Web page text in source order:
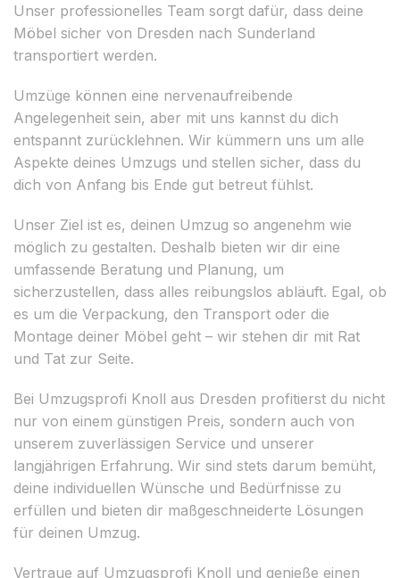
Unser professionelles Team sorgt dafür, dass deine
Möbel sicher von Dresden nach Sunderland
transportiert werden.
Umzüge können eine nervenaufreibende
Angelegenheit sein, aber mit uns kannst du dich
entspannt zurücklehnen. Wir kümmern uns um alle
Aspekte deines Umzugs und stellen sicher, dass du
dich von Anfang bis Ende gut betreut fühlst.
Unser Ziel ist es, deinen Umzug so angenehm wie
möglich zu gestalten. Deshalb bieten wir dir eine
umfassende Beratung und Planung, um
sicherzustellen, dass alles reibungslos abläuft. Egal, ob
es um die Verpackung, den Transport oder die
Montage deiner Möbel geht – wir stehen dir mit Rat
und Tat zur Seite.
Bei Umzugsprofi Knoll aus Dresden profitierst du nicht
nur von einem günstigen Preis, sondern auch von
unserem zuverlässigen Service und unserer
langjährigen Erfahrung. Wir sind stets darum bemüht,
deine individuellen Wünsche und Bedürfnisse zu
erfüllen und bieten dir maßgeschneiderte Lösungen
für deinen Umzug.
Vertraue auf Umzugsprofi Knoll und genieße einen